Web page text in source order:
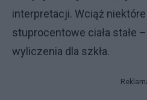
interpretacji. Wciąż
stuprocentowe ciała stałe
wyliczenia dla szkła.